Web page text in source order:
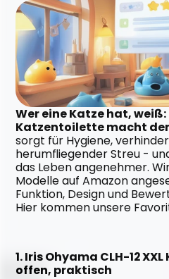
Wer eine Katze hat, weiß:
Katzentoilette macht
sorgt für Hygiene,
herumfliegender Streu -
das Leben angenehmer.
Modelle auf Amazon
Funktion, Design und
Hier kommen unsere
1. Iris Ohyama CLH-12
offen, praktisch